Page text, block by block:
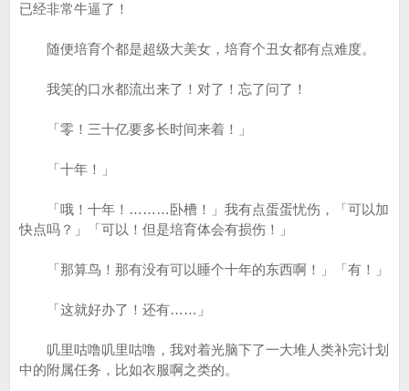
已经非常牛逼了！
随便培育个都是超级大美女，培育个丑女都有点难度。
我笑的口水都流出来了！对了！忘了问了！
「零！三十亿要多长时间来着！」
「十年！」
「哦！十年！………卧槽！」我有点蛋蛋忧伤，「可以加
快点吗？」「可以！但是培育体会有损伤！」
「那算鸟！那有没有可以睡个十年的东西啊！」「有！」
「这就好办了！还有……」
叽里咕噜叽里咕噜，我对着光脑下了一大堆人类补完计划
中的附属任务，比如衣服啊之类的。